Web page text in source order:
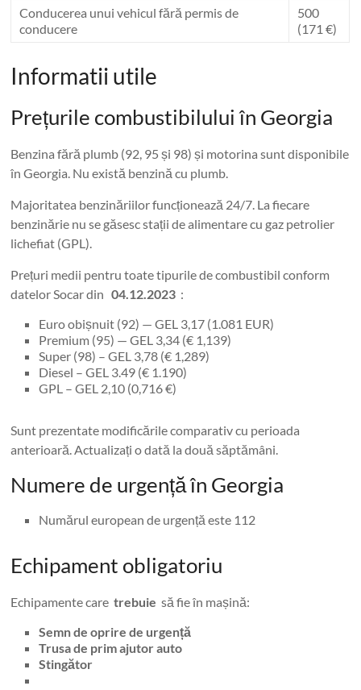
Conducerea unui vehicul fără permis de
conducere
500
(171 €)
Informatii utile
Prețurile combustibilului în Georgia
Benzina fără plumb (92, 95 și 98) și motorina sunt disponibile
în Georgia. Nu există benzină cu plumb.
Majoritatea benzinăriilor funcționează 24/7. La fiecare
benzinărie nu se găsesc stații de alimentare cu gaz petrolier
lichefiat (GPL).
Prețuri medii pentru toate tipurile de combustibil conform
datelor Socar din04.12.2023 :
Euro obișnuit (92) — GEL 3,17 (1.081 EUR)
Premium (95) — GEL 3,34 (€ 1,139)
Super (98) – GEL 3,78 (€ 1,289)
Diesel – GEL 3.49 (€ 1.190)
GPL – GEL 2,10 (0,716 €)
Sunt prezentate modificările comparativ cu perioada
anterioară. Actualizați o dată la două săptămâni.
Numere de urgență în Georgia
Numărul european de urgență este 112
Echipament obligatoriu
Echipamente caretrebuie să fie în mașină:
Semn de oprire de urgență
Trusa de prim ajutor auto
Stingător